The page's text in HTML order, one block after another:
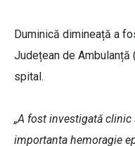
Duminică dimineață a
Județean de Ambulanță
spital.
„A fost investigată
importanta hemoragie